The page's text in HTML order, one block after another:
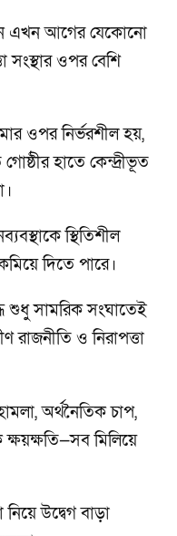
এখন আগের যেকোনো
সংস্থার ওপর বেশি
ওপর নির্ভরশীল হয়,
হাতে কেন্দ্রীভূত
স্থিতিশীল
দিতে পারে।
শুধু সামরিক সংঘাতেই
রাজনীতি ও নিরাপত্তা
অর্থনৈতিক চাপ,
ক্ষয়ক্ষতি—সব মিলিয়ে
নিয়ে উদ্বেগ বাড়া